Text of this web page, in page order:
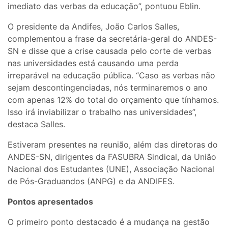
imediato das verbas da educação”, pontuou Eblin.
O presidente da Andifes, João Carlos Salles,
complementou a frase da secretária-geral do ANDES-
SN e disse que a crise causada pelo corte de verbas
nas universidades está causando uma perda
irreparável na educação pública. “Caso as verbas não
sejam descontingenciadas, nós terminaremos o ano
com apenas 12% do total do orçamento que tínhamos.
Isso irá inviabilizar o trabalho nas universidades”,
destaca Salles.
Estiveram presentes na reunião, além das diretoras do
ANDES-SN, dirigentes da FASUBRA Sindical, da União
Nacional dos Estudantes (UNE), Associação Nacional
de Pós-Graduandos (ANPG) e da ANDIFES.
Pontos apresentados
O primeiro ponto destacado é a mudança na gestão